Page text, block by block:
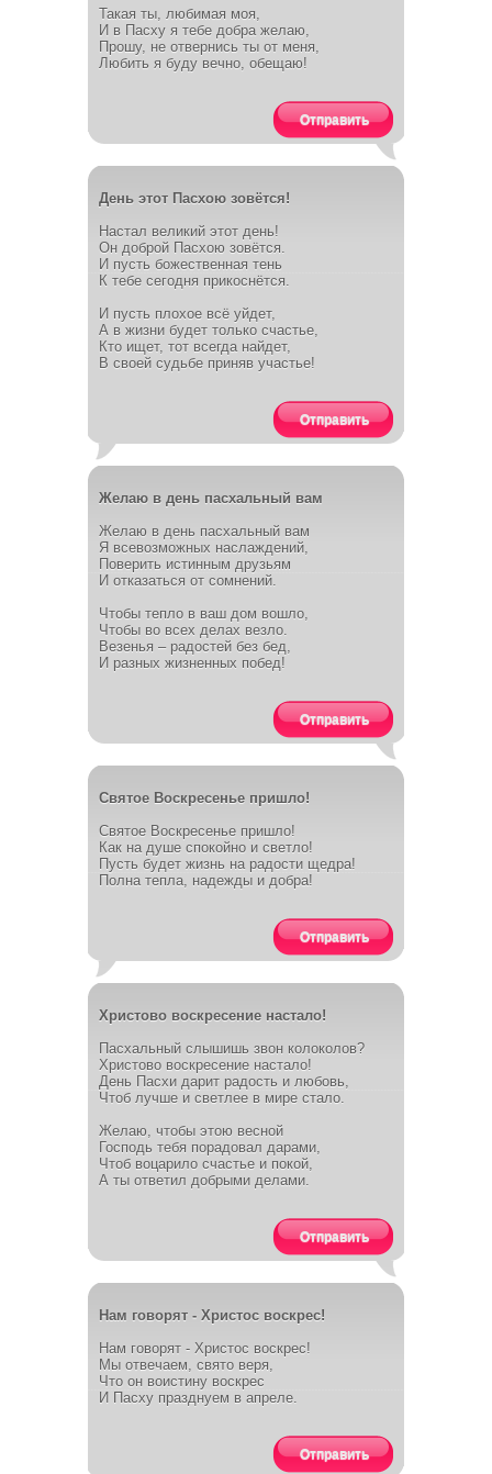
Такая ты, любимая моя,
И в Пасху я тебе добра желаю,
Прошу, не отвернись ты от меня,
Любить я буду вечно, обещаю!
Отправить
День этот Пасхою зовётся!
Настал великий этот день!
Он доброй Пасхою зовётся.
И пусть божественная тень
К тебе сегодня прикоснётся.
И пусть плохое всё уйдет,
А в жизни будет только счастье,
Кто ищет, тот всегда найдет,
В своей судьбе приняв участье!
Отправить
Желаю в день пасхальный вам
Желаю в день пасхальный вам
Я всевозможных наслаждений,
Поверить истинным друзьям
И отказаться от сомнений.
Чтобы тепло в ваш дом вошло,
Чтобы во всех делах везло.
Везенья – радостей без бед,
И разных жизненных побед!
Отправить
Святое Воскресенье пришло!
Святое Воскресенье пришло!
Как на душе спокойно и светло!
Пусть будет жизнь на радости щедра!
Полна тепла, надежды и добра!
Отправить
Христово воскресение настало!
Пасхальный слышишь звон колоколов?
Христово воскресение настало!
День Пасхи дарит радость и любовь,
Чтоб лучше и светлее в мире стало.
Желаю, чтобы этою весной
Господь тебя порадовал дарами,
Чтоб воцарило счастье и покой,
А ты ответил добрыми делами.
Отправить
Нам говорят - Христос воскрес!
Нам говорят - Христос воскрес!
Мы отвечаем, свято веря,
Что он воистину воскрес
И Пасху празднуем в апреле.
Отправить